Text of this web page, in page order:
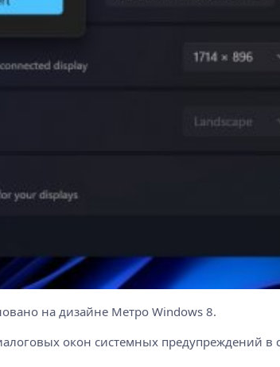
на дизайне Метро Windows 8.
окон системных предупреждений